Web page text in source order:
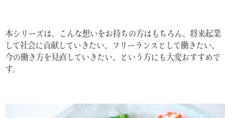
本シリーズは、こんな想いをお持ちの方はもちろん、将来起業
して社会に貢献していきたい、フリーランスとして働きたい、
今の働き方を見直していきたい、という方にも大変おすすめで
す。